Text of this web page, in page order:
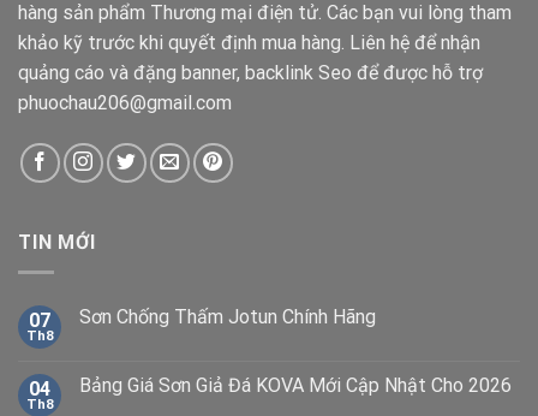
hàng sản phẩm Thương mại điện tử. Các bạn vui lòng tham
khảo kỹ trước khi quyết định mua hàng. Liên hệ để nhận
quảng cáo và đặng banner, backlink Seo để được hỗ trợ
phuochau206@gmail.com
TIN MỚI
07
Th8
Sơn Chống Thấm Jotun Chính Hãng
04
Th8
Bảng Giá Sơn Giả Đá KOVA Mới Cập Nhật Cho 2026